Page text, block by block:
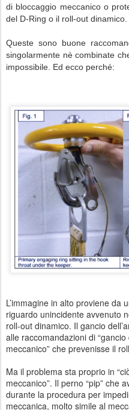
di bloccaggio meccanico o
del D-Ring o il roll-out dinamico.
Queste sono buone
singolarmente nè combinate
impossibile. Ed ecco perché:
L’immagine in alto proviene da
riguardo unincidente avvenuto
roll-out dinamico. Il gancio
alle raccomandazioni di “gancio
meccanico” che prevenisse il
Ma il problema sta proprio in “
meccanico”. Il perno “pip” che
durante la procedura per
meccanica, molto simile al